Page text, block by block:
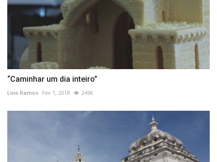
“Caminhar um dia inteiro”
Lino Ramos Fev 1, 2018 2496